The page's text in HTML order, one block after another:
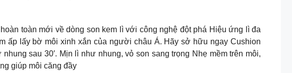
toàn mới về dòng son kem lì với công nghệ đột phá Hiệu ứng lì đa
ấp lấy bờ môi xinh xắn của người châu Á. Hãy sở hữu ngay Cushion
sau 30′. Mịn lì như nhung, vỏ son sang trọng Nhẹ mềm trên môi,
giúp môi căng đầy